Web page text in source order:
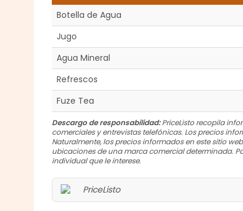
Botella de Agua
Jugo
Agua Mineral
Refrescos
Fuze Tea
Descargo de responsabilidad:PriceListo recopila
comerciales y entrevistas telefónicas. Los precios
Naturalmente, los precios informados en este sitio
ubicaciones de una marca comercial determinada.
individual que le interese.